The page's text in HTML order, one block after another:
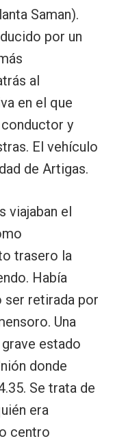
Saman).
por un
al
en el que
y
El vehículo
de Artigas.
viajaban el
trasero la
Había
ser retirada por
Una
estado
donde
Se trata de
era
centro